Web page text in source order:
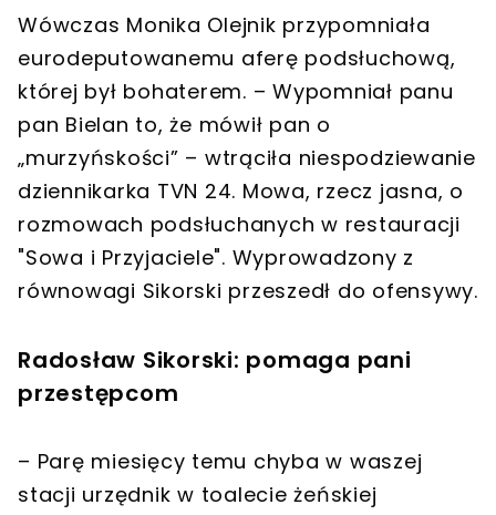
Wówczas Monika Olejnik przypomniała
eurodeputowanemu aferę podsłuchową,
której był bohaterem. – Wypomniał panu
pan Bielan to, że mówił pan o
„murzyńskości” – wtrąciła niespodziewanie
dziennikarka TVN 24. Mowa, rzecz jasna, o
rozmowach podsłuchanych w restauracji
"Sowa i Przyjaciele". Wyprowadzony z
równowagi Sikorski przeszedł do ofensywy.
Radosław Sikorski: pomaga pani
przestępcom
– Parę miesięcy temu chyba w waszej
stacji urzędnik w toalecie żeńskiej